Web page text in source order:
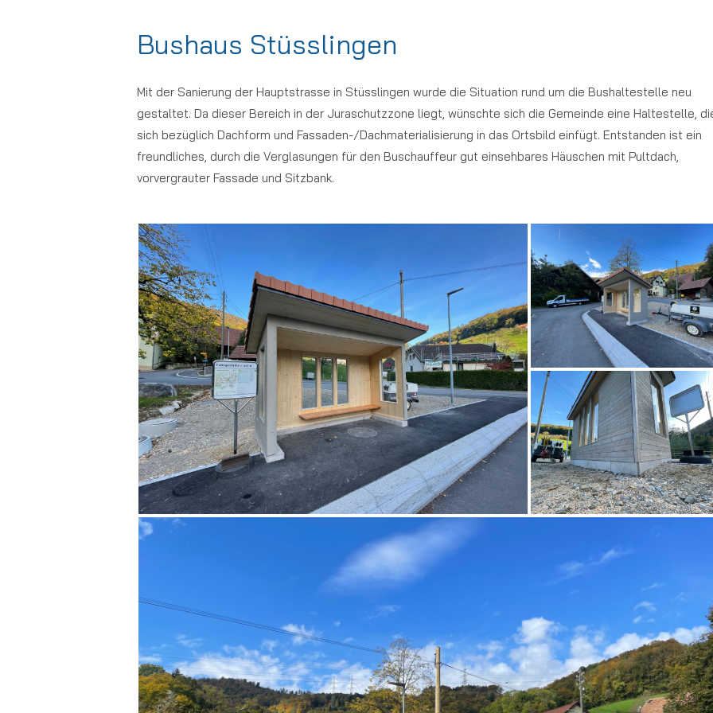
Bushaus Stüsslingen
Mit der Sanierung der Hauptstrasse in Stüsslingen wurde die Situation rund um die Bushaltestelle neu
gestaltet. Da dieser Bereich in der Juraschutzzone liegt, wünschte sich die Gemeinde eine Haltestelle,
sich bezüglich Dachform und Fassaden-/Dachmaterialisierung in das Ortsbild einfügt. Entstanden ist ein
freundliches, durch die Verglasungen für den Buschauffeur gut einsehbares Häuschen mit Pultdach,
vorvergrauter Fassade und Sitzbank.